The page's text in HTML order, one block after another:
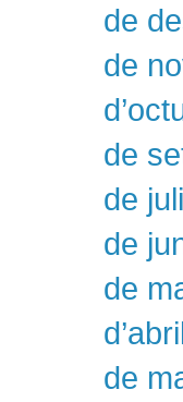
de
de
de
de
de
de
de